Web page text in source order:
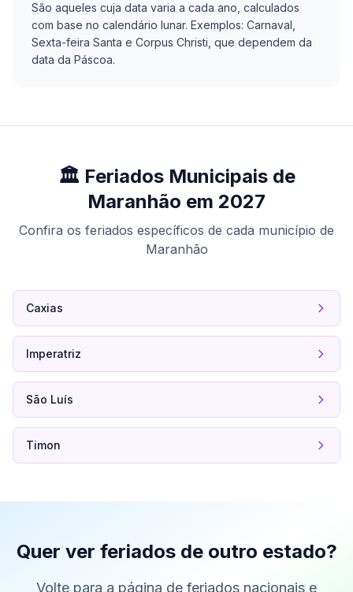
São aqueles cuja data varia a cada ano, calculados
com base no calendário lunar. Exemplos: Carnaval,
Sexta-feira Santa e Corpus Christi, que dependem da
data da Páscoa.
🏛️ Feriados Municipais de
Maranhão em 2027
Confira os feriados específicos de cada município de
Maranhão
Caxias
Imperatriz
São Luís
Timon
Quer ver feriados de outro estado?
Volte para a página de feriados nacionais e